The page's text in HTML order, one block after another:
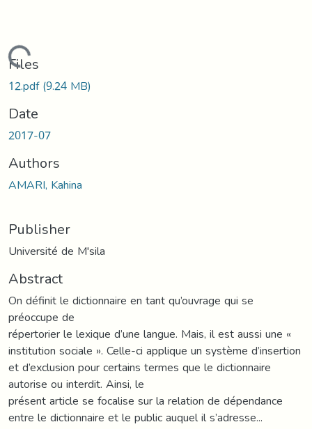
Loading...
Files
12.pdf(9.24 MB)
Date
2017-07
Authors
AMARI, Kahina
Publisher
Université de M'sila
Abstract
On définit le dictionnaire en tant qu’ouvrage qui se
préoccupe de
répertorier le lexique d’une langue. Mais, il est aussi une «
institution sociale ». Celle-ci applique un système d’insertion
et d’exclusion pour certains termes que le dictionnaire
autorise ou interdit. Ainsi, le
présent article se focalise sur la relation de dépendance
entre le dictionnaire et le public auquel il s’adresse...